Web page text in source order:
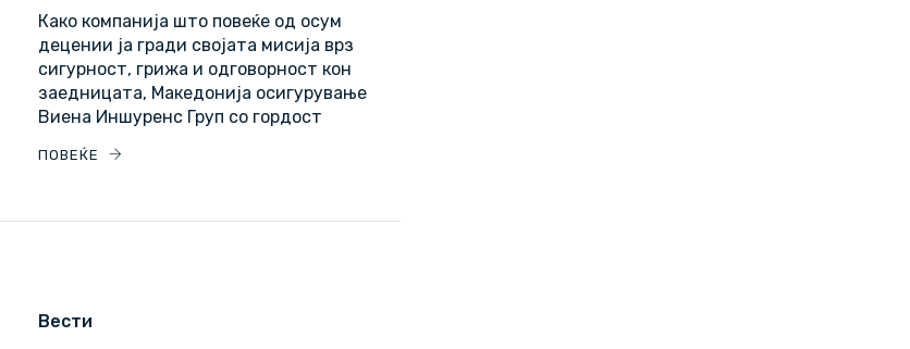
Како компанија што повеќе од осум
децении ја гради својата мисија врз
сигурност, грижа и одговорност кон
заедницата, Македонија осигурување
Виена Иншуренс Груп со гордост
ПОВЕЌЕ
Вести